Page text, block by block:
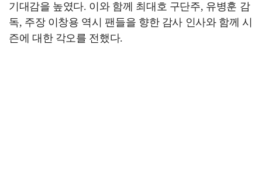
기대감을 높였다. 이와 함께 최대호 구단주, 유병훈 감
독, 주장 이창용 역시 팬들을 향한 감사 인사와 함께 시
즌에 대한 각오를 전했다.